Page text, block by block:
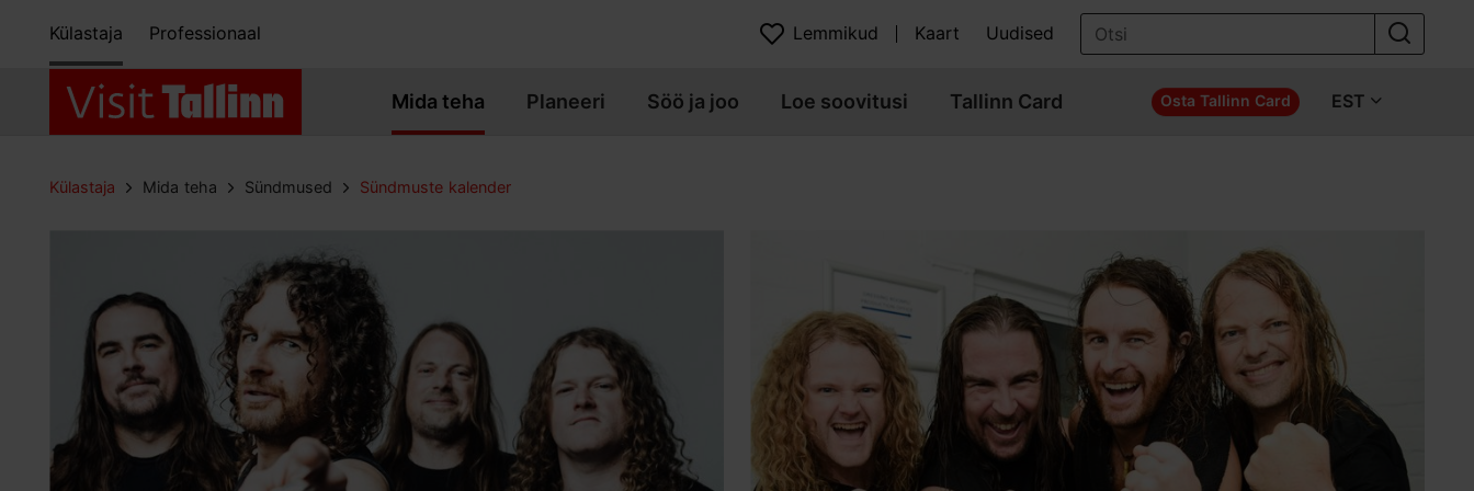
Külastaja Professionaal Lemmikud Kaart Uudised
Mida teha Planeeri Söö ja joo Loe soovitusi Tallinn Card Osta Tallinn Card EST
Külastaja Mida teha Sündmused Sündmuste kalender